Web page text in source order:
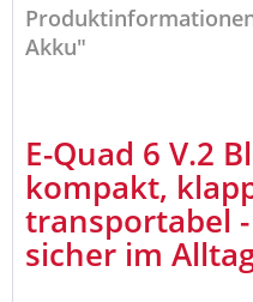
Akku"
E-Quad 6 V.2
kompakt,
transportabel
sicher im